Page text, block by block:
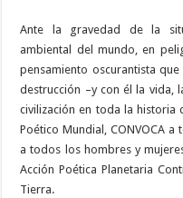
Ante la gravedad de la
ambiental del mundo, en
pensamiento oscurantista
destrucción –y con él la vida,
civilización en toda la
Poético Mundial, CONVOCA
a todos los hombres y
Acción Poética Planetaria
Tierra.